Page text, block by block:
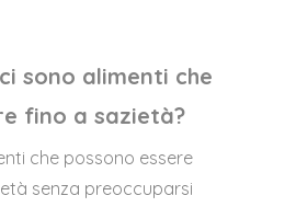
sono alimenti che
fino a sazietà?
che possono essere
senza preoccuparsi